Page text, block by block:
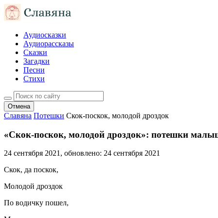
Аудиосказки
Аудиорассказы
Сказки
Загадки
Песни
Стихи
Отмена
Славяна Потешки Скок-поскок, молодой дроздок
«Скок-поскок, молодой дроздок»: потешки
24 сентября 2021, обновлено: 24 сентября 2021
Скок, да поскок,
Молодой дроздок
По водичку пошел,